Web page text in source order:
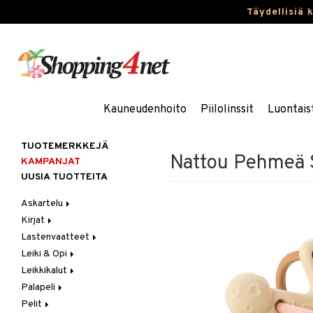
Täydellisiä
Kauneudenhoito Piilolinssit
Nattou
TUOTEMERKKEJÄ
KAMPANJAT
UUSIA TUOTTEITA
Askartelu
Askartelumateriaalit
Askartelusetti
Helmet
Koulutarvikkeet
Muovailuvaha
Piirrä ja maalaa
Kirjat
Askartelukirjat
Maalauskirjat
Päiväkirjat
Lastenvaatteet
Alaosat
Leggingsit
Alusvaatteet & Sukat
Kengät
Mekot
Leiki & Opi
Opetuslelut
Oppimispelit
Soittimet
Leikkikalut
Ajoneuvot
Autoradat
Eläimet
Palapeli
1000 palaa
Pelit